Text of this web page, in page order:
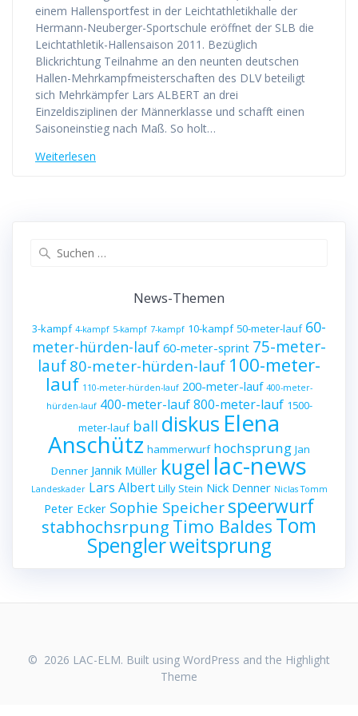
einem Hallensportfest in der Leichtathletikhalle der
Hermann-Neuberger-Sportschule eröffnet der SLB die
Leichtathletik-Hallensaison 2011. Bezüglich
Blickrichtung Teilnahme an den neunten deutschen
Hallen-Mehrkampfmeisterschaften des DLV beteiligt
sich Mehrkämpfer Lars ALBERT an drei
Einzeldisziplinen der Männerklasse und schafft einen
Saisoneinstieg nach Maß. So holt…
Weiterlesen
News-Themen
3-kampf 4-kampf 5-kampf 7-kampf 10-kampf 50-meter-lauf 60-
meter-hürden-lauf 60-meter-sprint 75-meter-
lauf 80-meter-hürden-lauf 100-meter-
lauf 110-meter-hürden-lauf 200-meter-lauf 400-meter-
hürden-lauf 400-meter-lauf 800-meter-lauf 1500-
meter-lauf ball diskus Elena
Anschütz hammerwurf hochsprung Jan
Denner Jannik Müller kugel lac-news
Landeskader Lars Albert Lilly Stein Nick Denner Niclas Tomm
Peter Ecker Sophie Speicher speerwurf
stabhochsrpung Timo Baldes Tom
Spenglerweitsprung
© 2026 LAC-ELM. Built using WordPress and the Highlight
Theme